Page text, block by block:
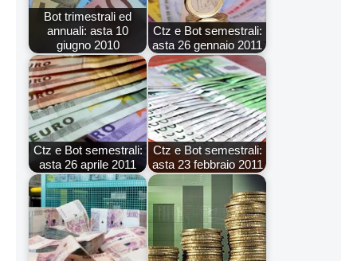
Bot trimestrali ed
annuali: asta 10
giugno 2010
Ctz e Bot semestrali:
asta 26 gennaio 2011
Ctz e Bot semestrali:
asta 26 aprile 2011
Ctz e Bot semestrali:
asta 23 febbraio 2011